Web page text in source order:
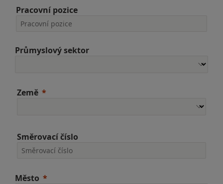
Pracovní pozice
Průmyslový sektor
Země
Směrovací číslo
Město